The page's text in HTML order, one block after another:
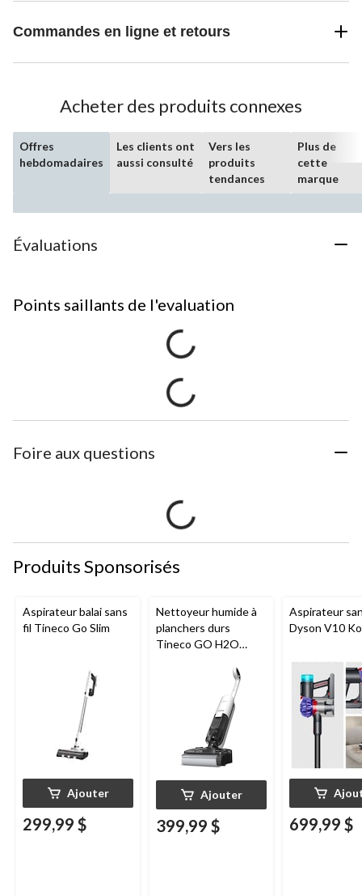
Commandes en ligne et retours
Acheter des produits connexes
Offres
hebdomadaires
Les clients ont
aussi consulté
Vers les
produits
tendances
Plus de
cette
marque
Évaluations
Points saillants de l'evaluation
Foire aux questions
Produits Sponsorisés
Aspirateur balai sans
fil Tineco Go Slim
Ajouter
299,99 $
Nettoyeur humide à
planchers durs
Tineco GO H2O
Ajouter
399,99 $
Aspirateur
Dyson V10
699,99 $